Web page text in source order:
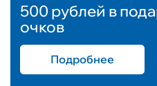
500 рублей в
очков
Подробнее